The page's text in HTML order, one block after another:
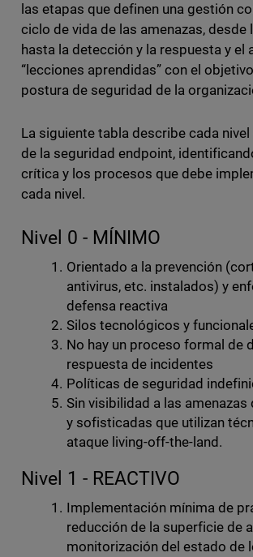
las etapas que definen una gestión
ciclo de vida de las amenazas, desde
hasta la detección y la respuesta y el
“lecciones aprendidas” con el
postura de seguridad de la
La siguiente tabla describe cada
de la seguridad endpoint,
crítica y los procesos que debe
cada nivel.
Nivel 0 - MÍNIMO
Orientado a la prevención
antivirus, etc. instalados) y
defensa reactiva
Silos tecnológicos y
No hay un proceso formal de
respuesta de incidentes
Políticas de seguridad
Sin visibilidad a las
y sofisticadas que utilizan
ataque living-off-the-land.
Nivel 1 - REACTIVO
Implementación mínima de
reducción de la superficie de
monitorización del estado de